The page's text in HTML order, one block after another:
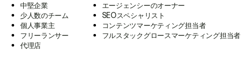
中堅企業
少人数のチーム
個人事業主
フリーランサー
代理店
エージェンシーのオーナー
SEOスペシャリスト
コンテンツマーケティング担当者
フルスタックグロースマーケティング担当者